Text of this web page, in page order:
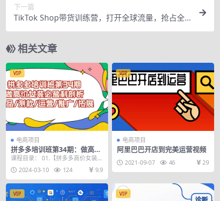
下一篇
TikTok Shop带货训练营，打开全球流量，抢占全
球新流量 一店卖全球(第14期)
相关文章
VIP
电商项目
拼多多培训班第34期：做高价
女装必盈利剖析 选品/测款/运
营/推广/拓展
课程目录： 01.【拼多多高价女装项
目】做高价女装必盈利剖析_1.mp4
02....2024-03-10 124 9.9
VIP
电商项目
阿里巴巴开店到完美运营视频
2021-09-07 46 29
VIP VIP